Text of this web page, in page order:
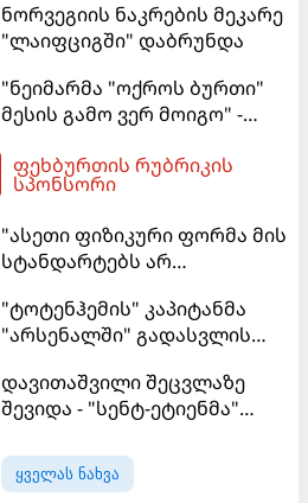
ნორვეგიის ნაკრების მეკარე
"ლაიფციგში" დაბრუნდა
"ნეიმარმა "ოქროს ბურთი"
მესის გამო ვერ მოიგო" -
აგენტი
ფეხბურთის რუბრიკის
სპონსორი
"ასეთი ფიზიკური ფორმა მის
სტანდარტებს არ
"რეალის" ახალწვეული
გააკრიტიკა
"ტოტენჰემის" კაპიტანმა
"არსენალში" გადასვლის
დავითაშვილი შეცვლაზე
შევიდა - "სენტ-ეტიენმა"
ყველას ნახვა